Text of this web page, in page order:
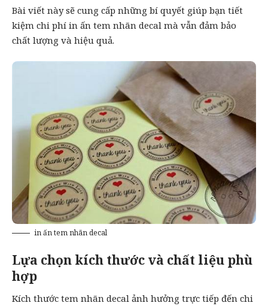
Bài viết này sẽ cung cấp những bí quyết giúp bạn tiết
kiệm chi phí in ấn tem nhãn decal mà vẫn đảm bảo
chất lượng và hiệu quả.
in ấn tem nhãn decal
Lựa chọn kích thước và chất liệu phù
hợp
Kích thước tem nhãn decal ảnh hưởng trực tiếp đến chi